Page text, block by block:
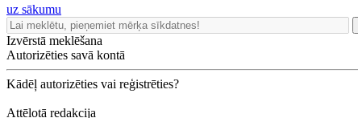
uz sākumu
Izvērstā meklēšana
Autorizēties savā kontā
Kādēļ autorizēties vai reģistrēties?
Attēlotā redakcija